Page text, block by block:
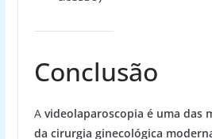
Conclusão
A videolaparoscopia é uma das
da cirurgia ginecológica